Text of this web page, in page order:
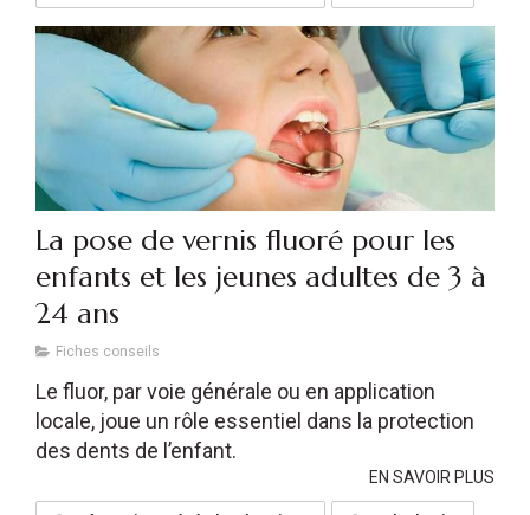
La pose de vernis fluoré pour les
enfants et les jeunes adultes de 3 à
24 ans
Fiches conseils
Le fluor, par voie générale ou en application
locale, joue un rôle essentiel dans la protection
des dents de l’enfant.
EN SAVOIR PLUS